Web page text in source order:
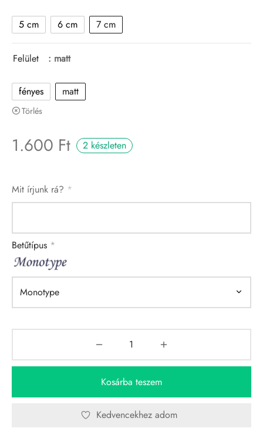
5 cm 6 cm 7 cm
Felület : matt
fényes matt
Törlés
1.600 Ft 2 készleten
Mit írjunk rá? *
Betűtípus *
Kosárba teszem
Kedvencekhez adom